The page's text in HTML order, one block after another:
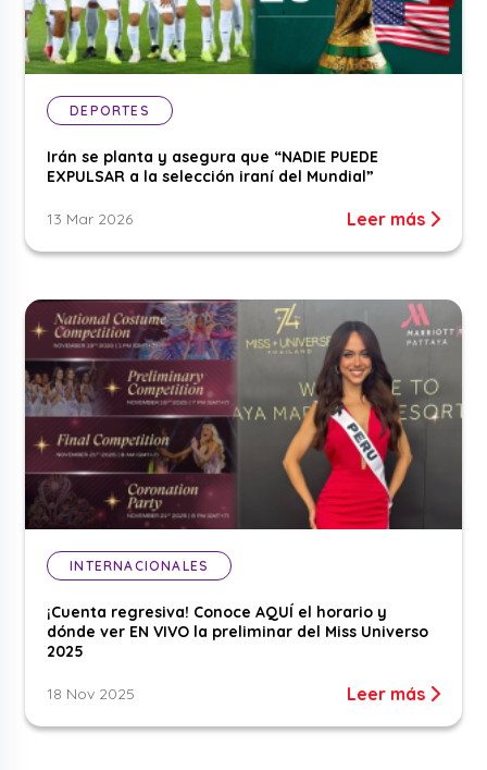
DEPORTES
Irán se planta y asegura que “NADIE PUEDE
EXPULSAR a la selección iraní del Mundial”
13 Mar 2026 Leer más
INTERNACIONALES
¡Cuenta regresiva! Conoce AQUÍ el horario y
dónde ver EN VIVO la preliminar del Miss Universo
2025
18 Nov 2025 Leer más